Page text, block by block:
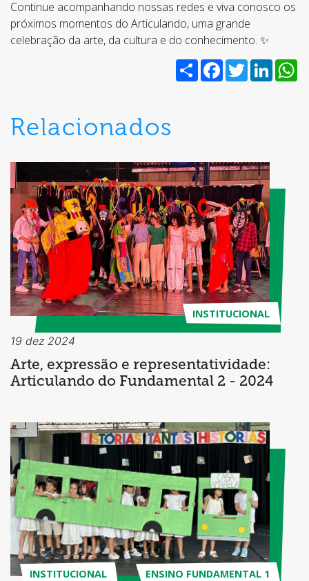
Continue acompanhando nossas redes e viva conosco os
próximos momentos do Articulando, uma grande
celebração da arte, da cultura e do conhecimento. ✨
ShareFacebook
Twitter
Relacionados
INSTITUCIONAL
19 dez 2024
Arte, expressão e representatividade:
Articulando do Fundamental 2 - 2024
ENSINO FUNDAMENTAL 1
INSTITUCIONAL